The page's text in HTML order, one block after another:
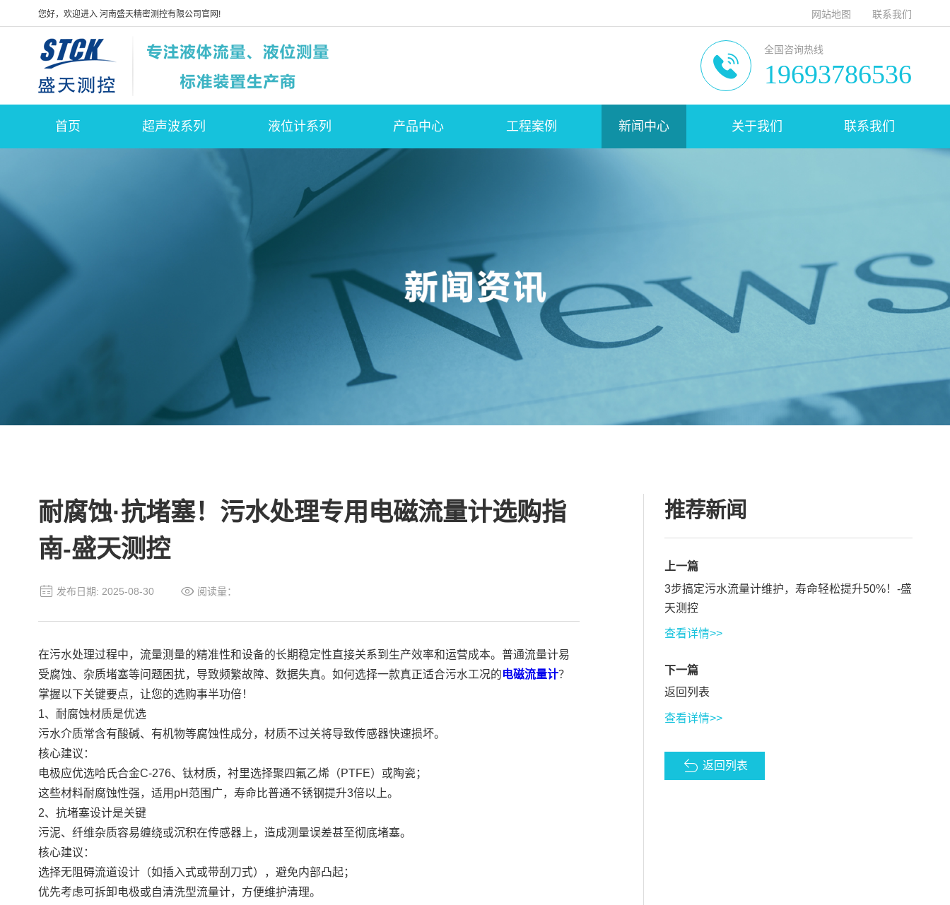
您好，欢迎进入 河南盛天精密测控有限公司官网! 网站地图 联系我们
全国咨询热线
19693786536
首页 超声波系列 液位计系列 产品中心 工程案例 新闻中心 关于我们 联系我们
耐腐蚀·抗堵塞！污水处理专用电磁流量计选购指
南-盛天测控
发布日期: 2025-08-30 阅读量：
在污水处理过程中，流量测量的精准性和设备的长期稳定性直接关系到生产效率和运营成本。普通流量计易
受腐蚀、杂质堵塞等问题困扰，导致频繁故障、数据失真。如何选择一款真正适合污水工况的电磁流量计？
掌握以下关键要点，让您的选购事半功倍！
1、耐腐蚀材质是优选
污水介质常含有酸碱、有机物等腐蚀性成分，材质不过关将导致传感器快速损坏。
核心建议：
电极应优选哈氏合金C-276、钛材质，衬里选择聚四氟乙烯（PTFE）或陶瓷；
这些材料耐腐蚀性强，适用pH范围广，寿命比普通不锈钢提升3倍以上。
2、抗堵塞设计是关键
污泥、纤维杂质容易缠绕或沉积在传感器上，造成测量误差甚至彻底堵塞。
核心建议：
选择无阻碍流道设计（如插入式或带刮刀式），避免内部凸起；
优先考虑可拆卸电极或自清洗型流量计，方便维护清理。
推荐新闻
上一篇
3步搞定污水流量计维护，寿命轻松提升50%！-盛
天测控
查看详情>>
下一篇
返回列表
查看详情>>
返回列表